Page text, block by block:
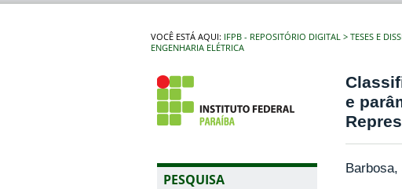
VOCÊ ESTÁ AQUI: IFPB - REPOSITÓRIO DIGITAL TESES E
ENGENHARIA ELÉTRICA
PESQUISA
e